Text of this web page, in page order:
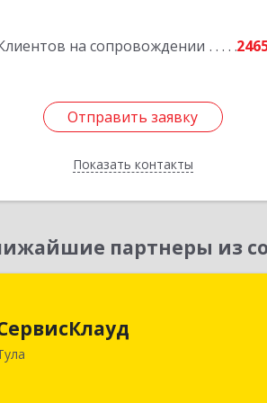
на сопровождении
Отправить заявку
Показать контакты
Отправить заявку
Назад
партнеры из
300028, Тульская обл, Тула г, Болдина